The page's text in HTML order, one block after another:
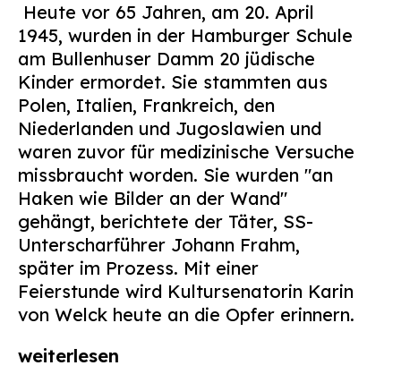
Über Uns
Infos & Broschüren
Archiv
Kontakt
Suchen
nach:
Heute vor 65 Jahren, am 20. April
1945, wurden in der Hamburger Schule
am Bullenhuser Damm 20 jüdische
Kinder ermordet. Sie stammten aus
Polen, Italien, Frankreich, den
Niederlanden und Jugoslawien und
waren zuvor für medizinische Versuche
missbraucht worden. Sie wurden "an
Haken wie Bilder an der Wand"
gehängt, berichtete der Täter, SS-
Unterscharführer Johann Frahm,
später im Prozess. Mit einer
Feierstunde wird Kultursenatorin Karin
von Welck heute an die Opfer erinnern.
weiterlesen